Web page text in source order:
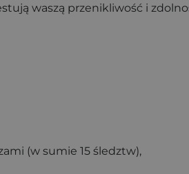
waszą przenikliwość i
(w sumie 15 śledztw),